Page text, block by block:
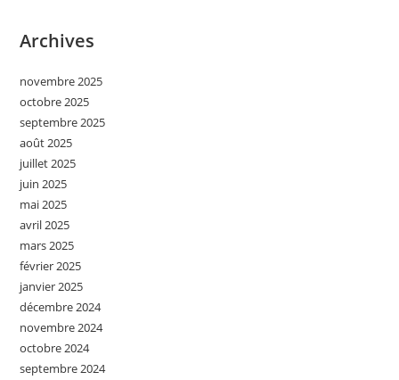
Archives
novembre 2025
octobre 2025
septembre 2025
août 2025
juillet 2025
juin 2025
mai 2025
avril 2025
mars 2025
février 2025
janvier 2025
décembre 2024
novembre 2024
octobre 2024
septembre 2024